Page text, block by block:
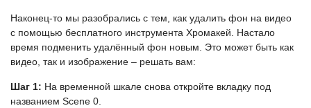
Наконец-то мы разобрались с тем, как удалить фон на видео
с помощью бесплатного инструмента Хромакей. Настало
время подменить удалённый фон новым. Это может быть как
видео, так и изображение – решать вам:
Шаг 1: На временной шкале снова откройте вкладку под
названием Scene 0.